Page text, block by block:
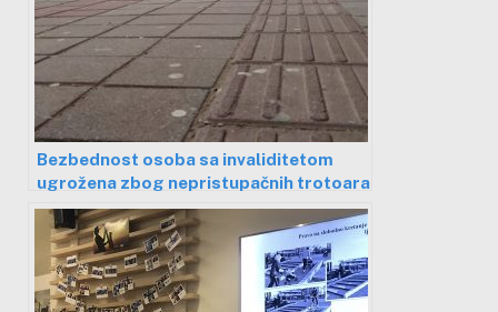
Bezbednost osoba sa invaliditetom
ugrožena zbog nepristupačnih trotoara